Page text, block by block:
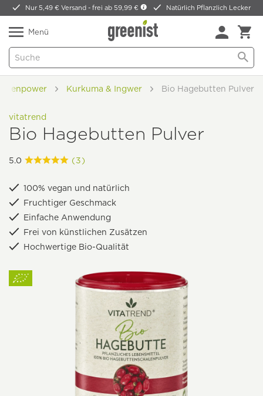
Nur 5,49 € Versand -frei ab 59,99 € Natürlich Pflanzlich Lecker
Menü
Kurkuma & Ingwer Bio Hagebutten Pulver
vitatrend
Bio Hagebutten Pulver
5.0 (3)
100% vegan und natürlich
Fruchtiger Geschmack
Einfache Anwendung
Frei von künstlichen Zusätzen
Hochwertige Bio-Qualität